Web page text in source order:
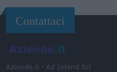
Contattaci
Aziende.it - Ad Intend Srl